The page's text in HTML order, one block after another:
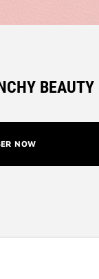
BEAUTY
NOW